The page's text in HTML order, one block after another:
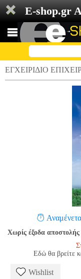
E-shop.gr
ΕΓΧΕΙΡΙΔΙΟ
Χωρίς έξοδα
Εδώ θα βρείτε
Wishlist